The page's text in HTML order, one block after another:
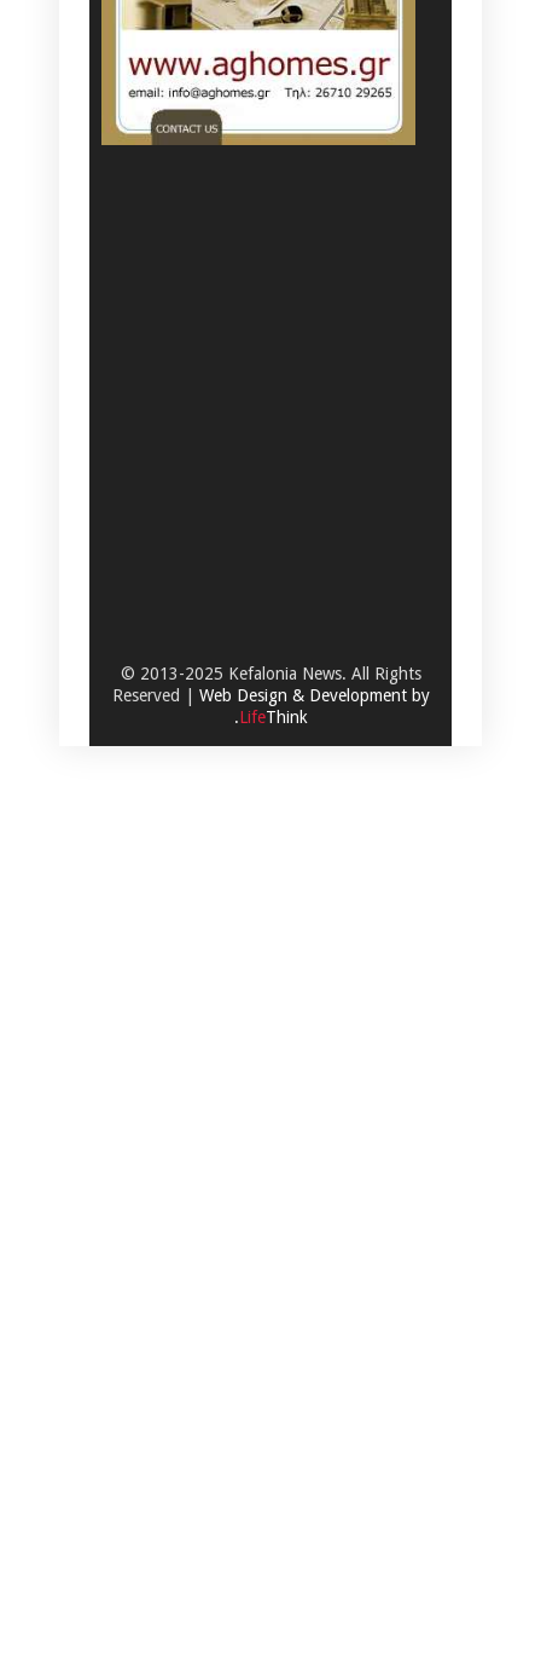
© 2013-2025 Kefalonia News. All Rights
Reserved | Web Design & Development by
.LifeThink